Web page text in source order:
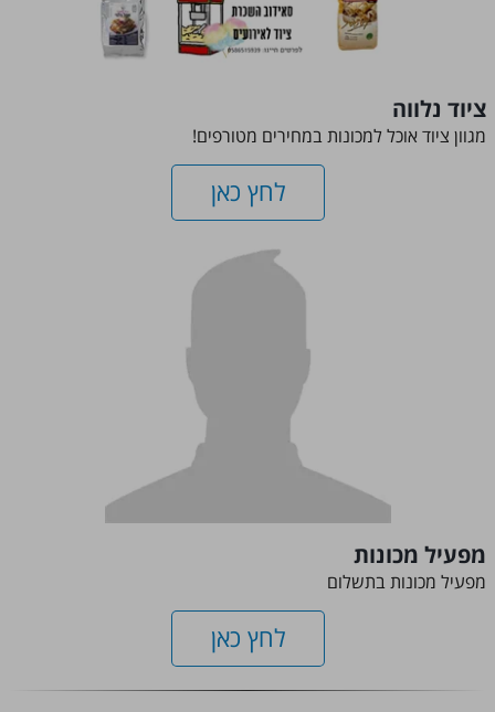
ציוד נלווה
מגוון ציוד אוכל למכונות במחירים מטורפים!
לחץ כאן
מפעיל מכונות
מפעיל מכונות בתשלום
לחץ כאן